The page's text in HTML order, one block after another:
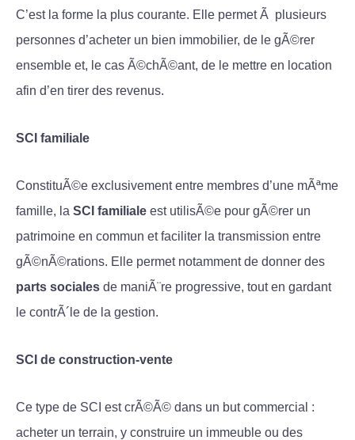
C’est la forme la plus courante. Elle permet Ã plusieurs
personnes d’acheter un bien immobilier, de le gÃ©rer
ensemble et, le cas Ã©chÃ©ant, de le mettre en location
afin d’en tirer des revenus.
SCI familiale
ConstituÃ©e exclusivement entre membres d’une mÃªme
famille, la SCI familiale est utilisÃ©e pour gÃ©rer un
patrimoine en commun et faciliter la transmission entre
gÃ©nÃ©rations. Elle permet notamment de donner des
parts sociales de maniÃ¨re progressive, tout en gardant
le contrÃ´le de la gestion.
SCI de construction-vente
Ce type de SCI est crÃ©Ã© dans un but commercial :
acheter un terrain, y construire un immeuble ou des